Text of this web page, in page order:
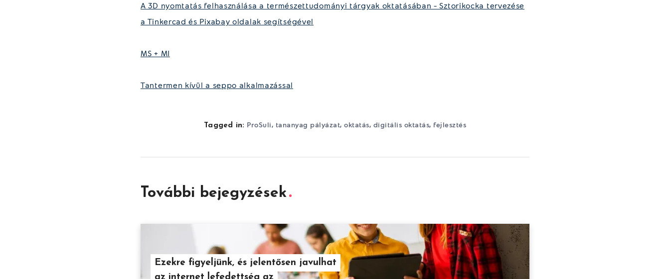
A 3D nyomtatás felhasználása a természettudományi tárgyak oktatásában – Sztorikocka tervezése
a Tinkercad és Pixabay oldalak segítségével
MS + MI
Tantermen kívül a seppo alkalmazással
Tagged in: ProSuli, tananyag pályázat, oktatás, digitális oktatás, fejlesztés
További bejegyzések
Ezekre figyeljünk, és jelentősen javulhat